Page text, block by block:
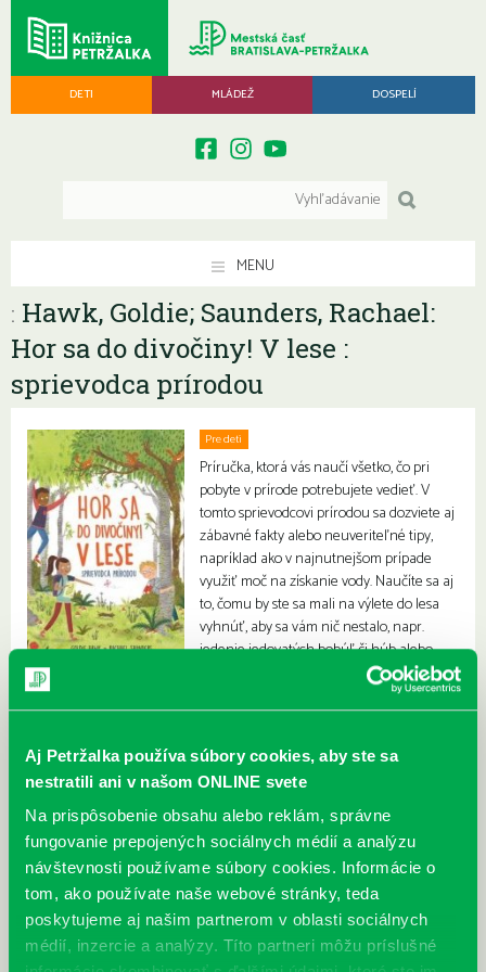
Aj Petržalka používa súbory cookies, aby ste sa
nestratili ani v našom ONLINE svete
Na prispôsobenie obsahu alebo reklám, správne
fungovanie prepojených sociálnych médií a analýzu
návštevnosti používame súbory cookies. Informácie o
tom, ako používate naše webové stránky, teda
poskytujeme aj našim partnerom v oblasti sociálnych
médií, inzercie a analýzy. Títo partneri môžu príslušné
DETI MLÁDEŽ DOSPELÍ
MENU
: Hawk, Goldie; Saunders, Rachael:
Hor sa do divočiny! V lese :
sprievodca prírodou
Pre deti
Príručka, ktorá vás naučí všetko, čo pri
pobyte v prírode potrebujete vedieť. V
tomto sprievodcovi prírodou sa dozviete aj
zábavné fakty alebo neuveriteľné tipy,
napríklad ako v najnutnejšom prípade
využiť moč na získanie vody. Naučíte sa aj
to, čomu by ste sa mali na výlete do lesa
vyhnúť, aby sa vám nič nestalo, napr.
jedenie jedovatých bobúľ či húb alebo